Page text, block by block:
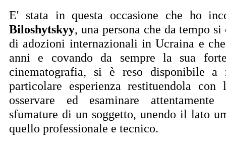
E' stata in questa occasione che ho
Biloshytskyy, una persona che da tempo
di adozioni internazionali in Ucraina e
anni e covando da sempre la sua
cinematografia, si è reso disponibile a
particolare esperienza restituendola
osservare ed esaminare
sfumature di un soggetto, unendo il lato
quello professionale e tecnico.